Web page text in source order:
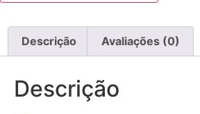
Descrição Avaliações (0)
Descrição